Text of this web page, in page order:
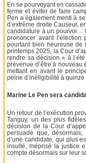
En se pourvoyant en
ferme et éviter de faire
Pen a également menti à
d’extrême droite Causeur,
candidature à un pourvoi…
prononcer avant
pourtant bien heureuse de
printemps 2025, la Cour
rendre sa décision « à
prévenue d’être à
mettant en avant le
peine d’inéligibilité à
Marine Le Pen sera
Un retour de l’exécution
Tanguy, un des plus
décision de la Cour
persuadé que,
d’une candidate, qui plus
insulté, méprisé la justice
compte désormais sur leur